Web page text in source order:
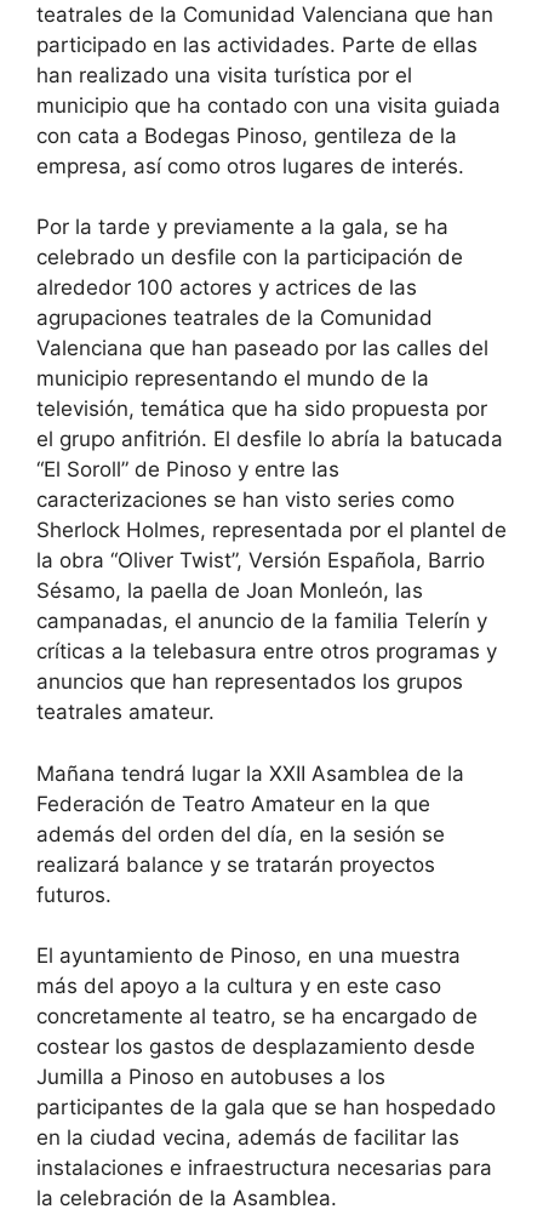
teatrales de la Comunidad Valenciana que han
participado en las actividades. Parte de ellas
han realizado una visita turística por el
municipio que ha contado con una visita guiada
con cata a Bodegas Pinoso, gentileza de la
empresa, así como otros lugares de interés.
Por la tarde y previamente a la gala, se ha
celebrado un desfile con la participación de
alrededor 100 actores y actrices de las
agrupaciones teatrales de la Comunidad
Valenciana que han paseado por las calles del
municipio representando el mundo de la
televisión, temática que ha sido propuesta por
el grupo anfitrión. El desfile lo abría la batucada
“El Soroll” de Pinoso y entre las
caracterizaciones se han visto series como
Sherlock Holmes, representada por el plantel de
la obra “Oliver Twist”, Versión Española, Barrio
Sésamo, la paella de Joan Monleón, las
campanadas, el anuncio de la familia Telerín y
críticas a la telebasura entre otros programas y
anuncios que han representados los grupos
teatrales amateur.
Mañana tendrá lugar la XXII Asamblea de la
Federación de Teatro Amateur en la que
además del orden del día, en la sesión se
realizará balance y se tratarán proyectos
futuros.
El ayuntamiento de Pinoso, en una muestra
más del apoyo a la cultura y en este caso
concretamente al teatro, se ha encargado de
costear los gastos de desplazamiento desde
Jumilla a Pinoso en autobuses a los
participantes de la gala que se han hospedado
en la ciudad vecina, además de facilitar las
instalaciones e infraestructura necesarias para
la celebración de la Asamblea.